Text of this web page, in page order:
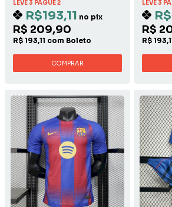
LEVE 3 PAGUE 2
R$193,11 no pix
R$ 209,90
R$ 193,11 com Boleto
COMPRAR
LEVE 3
R$
R$